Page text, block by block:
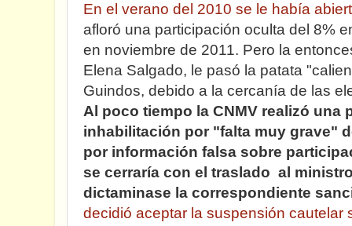
En el verano del 2010 se le había
afloró una participación oculta del 8%
en noviembre de 2011. Pero la
Elena Salgado, le pasó la patata
Guindos, debido a la cercanía de las
Al poco tiempo la CNMV realizó una
inhabilitación por "falta muy grave"
por información falsa sobre
se cerraría con el traslado al
dictaminase la correspondiente
decidió aceptar la suspensión cautelar